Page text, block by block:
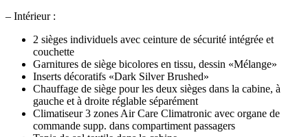
– Intérieur :
2 sièges individuels avec ceinture de sécurité intégrée et
couchette
Garnitures de siège bicolores en tissu, dessin «Mélange»
Inserts décoratifs «Dark Silver Brushed»
Chauffage de siège pour les deux sièges dans la cabine, à
gauche et à droite réglable séparément
Climatiseur 3 zones Air Care Climatronic avec organe de
commande supp. dans compartiment passagers